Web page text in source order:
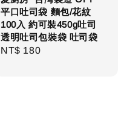
平口吐司袋 麵包/花紋
100入 約可裝450g吐司
透明吐司包裝袋 吐司袋
Regular
NT$ 180